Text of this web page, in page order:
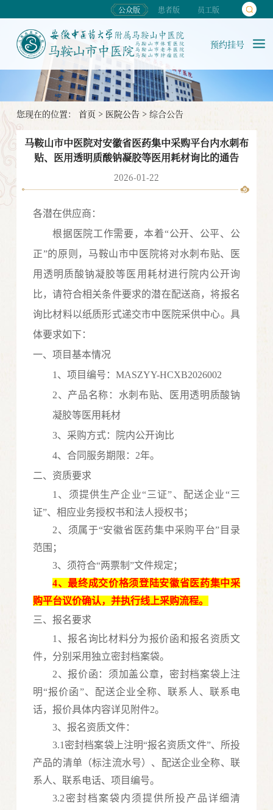
公众版 患者版 员工版
预约挂号
您现在的位置： 首页 > 医院公告> 综合公告
马鞍山市中医院对安徽省医药集中采购平台内水刺布
贴、医用透明质酸钠凝胶等医用耗材询比的通告
2026-01-22
各潜在供应商：
根据医院工作需要，本着“公开、公平、公
正”的原则，马鞍山市中医院将对水刺布贴、医
用透明质酸钠凝胶等医用耗材进行院内公开询
比，请符合相关条件要求的潜在配送商，将报名
询比材料以纸质形式递交市中医院采供中心。具
体要求如下：
一、项目基本情况
1、项目编号：MASZYY-HCXB2026002
2、 产品名称： 水刺布贴、医用透明质酸钠
凝胶等医用耗材
3、采购方式：院内公开询比
4、合同服务期限：2年。
二、资质要求
1、须提供生产企业“三证”、配送企业“三
证”、相应业务授权书和法人授权书 ；
2、须属于“安徽省医药集中采购平台”目录
范围；
3、须符合“两票制”文件规定；
4、最终成交价格须登陆安徽省医药集中采
购平台议价确认，并执行线上采购流程。
三、报名要求
1、报名询比材料分为报价函和报名资质文
件，分别采用独立密封档案袋。
2、报价函：须加盖公章，密封档案袋上注
明“报价函”、配送企业全称、联系人、联系电
话，报价具体内容详见附件2。
3、报名资质文件：
3.1密封档案袋上注明“报名资质文件”、所投
产品的清单（标注流水号）、配送企业全称、联
系人、联系电话、项目编号。
3.2密封档案袋内须提供所投产品详细清